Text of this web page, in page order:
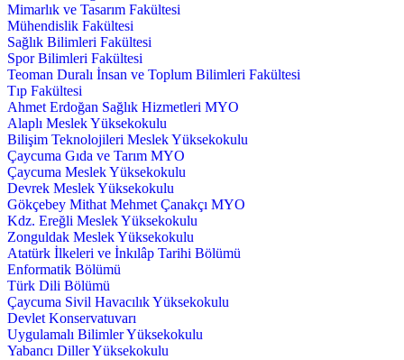
Mimarlık ve Tasarım Fakültesi
Mühendislik Fakültesi
Sağlık Bilimleri Fakültesi
Spor Bilimleri Fakültesi
Teoman Duralı İnsan ve Toplum Bilimleri Fakültesi
Tıp Fakültesi
Ahmet Erdoğan Sağlık Hizmetleri MYO
Alaplı Meslek Yüksekokulu
Bilişim Teknolojileri Meslek Yüksekokulu
Çaycuma Gıda ve Tarım MYO
Çaycuma Meslek Yüksekokulu
Devrek Meslek Yüksekokulu
Gökçebey Mithat Mehmet Çanakçı MYO
Kdz. Ereğli Meslek Yüksekokulu
Zonguldak Meslek Yüksekokulu
Atatürk İlkeleri ve İnkılâp Tarihi Bölümü
Enformatik Bölümü
Türk Dili Bölümü
Çaycuma Sivil Havacılık Yüksekokulu
Devlet Konservatuvarı
Uygulamalı Bilimler Yüksekokulu
Yabancı Diller Yüksekokulu